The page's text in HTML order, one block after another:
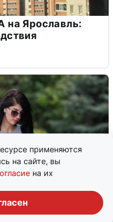
применяются
на сайте, вы
на их
на Ярославль: